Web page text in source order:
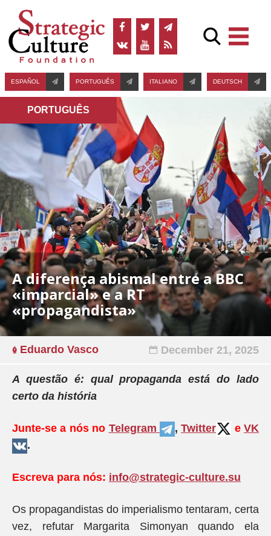
ESPAÑOL PORTUGUÊS ITALIANO DEUTSCH
PORTUGUÊS
A diferença abismal entre a BBC
«imparcial» e a RT
«propagandista»
Eduardo Vasco December 21, 2025
A questão é: qual propaganda está do lado
certo da história
Junte-se a nós no Telegram ,Twitter e VK
.
Escreva para nós: info@strategic-culture.su
Os propagandistas do imperialismo tentaram, certa
vez, refutar Margarita Simonyan quando ela